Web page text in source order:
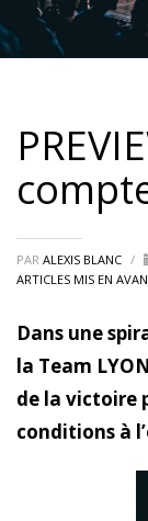
PAR ALEXIS BLANC /
ARTICLES MIS EN
Dans une
la Team
de la victoire
conditions à